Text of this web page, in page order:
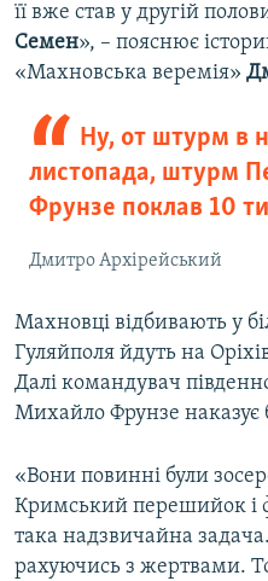
її вже став у другій
Семен», – пояснює
«Махновська веремія»
Ну, от штурм в
листопада, штурм
Фрунзе поклав 10
Дмитро Архірейський
Махновці відбивають у
Гуляйполя йдуть на
Далі командувач
Михайло Фрунзе
«Вони повинні були
Кримський перешийок і
така надзвичайна
рахуючись з жертвами.